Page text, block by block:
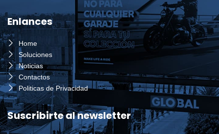
Enlances
Home
Soluciones
Noticias
Contactos
Politicas de Privacidad
Suscribirte al newsletter